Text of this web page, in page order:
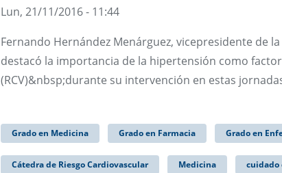
Lun, 21/11/2016 - 11:44
Fernando Hernández Menárguez, vicepresidente de
destacó la importancia de la hipertensión como
(RCV)&nbsp;durante su intervención en estas
Grado en Medicina Grado en Farmacia Grado en
Cátedra de Riesgo Cardiovascular Medicina cuidado